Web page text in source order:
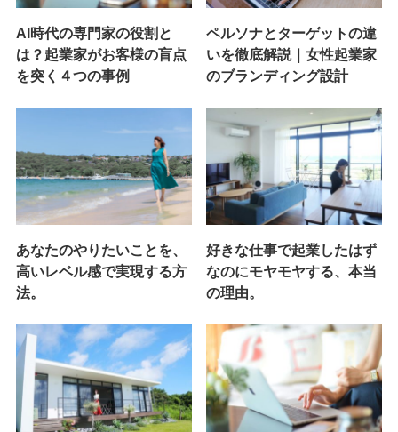
AI時代の専門家の役割と
は？起業家がお客様の盲点
を突く４つの事例
ペルソナとターゲットの違
いを徹底解説｜女性起業家
のブランディング設計
あなたのやりたいことを、
高いレベル感で実現する方
法。
好きな仕事で起業したはず
なのにモヤモヤする、本当
の理由。